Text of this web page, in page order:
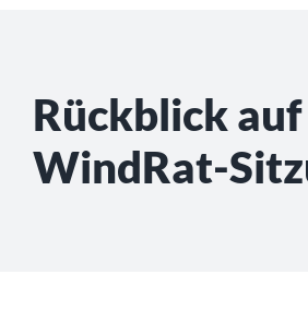
Rückblick
WindRat-